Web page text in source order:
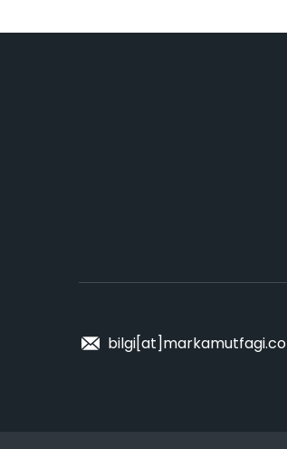
bilgi[at]markamutfagi.co